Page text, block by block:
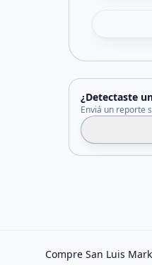
¿Detectaste
Enviá un reporte
Compre San Luis